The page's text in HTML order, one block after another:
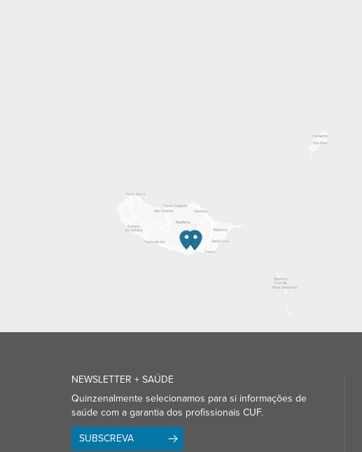
NEWSLETTER + SAÚDE
Quinzenalmente selecionamos para si informações de
saúde com a garantia dos profissionais CUF.
SUBSCREVA